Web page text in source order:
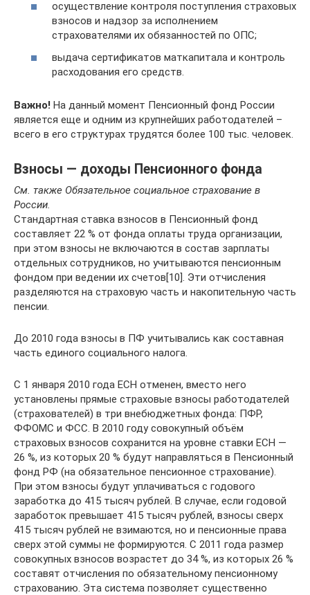
осуществление контроля поступления страховых
взносов и надзор за исполнением
страхователями их обязанностей по ОПС;
выдача сертификатов маткапитала и контроль
расходования его средств.
Важно! На данный момент Пенсионный фонд России
является еще и одним из крупнейших работодателей –
всего в его структурах трудятся более 100 тыс. человек.
Взносы — доходы Пенсионного фонда
См. также Обязательное социальное страхование в
России.
Стандартная ставка взносов в Пенсионный фонд
составляет 22 % от фонда оплаты труда организации,
при этом взносы не включаются в состав зарплаты
отдельных сотрудников, но учитываются пенсионным
фондом при ведении их счетов[10]. Эти отчисления
разделяются на страховую часть и накопительную часть
пенсии.
До 2010 года взносы в ПФ учитывались как составная
часть единого социального налога.
С 1 января 2010 года ЕСН отменен, вместо него
установлены прямые страховые взносы работодателей
(страхователей) в три внебюджетных фонда: ПФР,
ФФОМС и ФСС. В 2010 году совокупный объём
страховых взносов сохранится на уровне ставки ЕСН —
26 %, из которых 20 % будут направляться в Пенсионный
фонд РФ (на обязательное пенсионное страхование).
При этом взносы будут уплачиваться с годового
заработка до 415 тысяч рублей. В случае, если годовой
заработок превышает 415 тысяч рублей, взносы сверх
415 тысяч рублей не взимаются, но и пенсионные права
сверх этой суммы не формируются. С 2011 года размер
совокупных взносов возрастет до 34 %, из которых 26 %
составят отчисления по обязательному пенсионному
страхованию. Эта система позволяет существенно